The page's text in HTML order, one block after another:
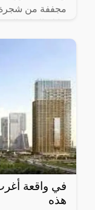
ينمو في
في واقعة
هذه